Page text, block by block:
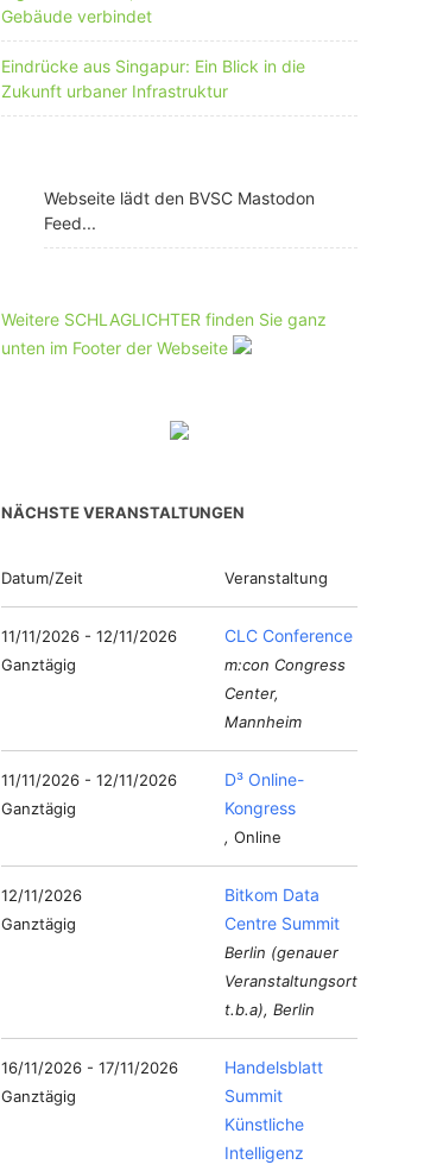
Gebäude verbindet
Eindrücke aus Singapur: Ein Blick in die
Zukunft urbaner Infrastruktur
Webseite lädt den BVSC Mastodon
Feed...
Weitere SCHLAGLICHTER finden Sie ganz
unten im Footer der Webseite
NÄCHSTE VERANSTALTUNGEN
Datum/Zeit Veranstaltung
11/11/2026 - 12/11/2026
Ganztägig
CLC Conference
m:con Congress
Center,
Mannheim
11/11/2026 - 12/11/2026
Ganztägig
D³ Online-
Kongress
, Online
12/11/2026
Ganztägig
Bitkom Data
Centre Summit
Berlin (genauer
Veranstaltungsort
t.b.a), Berlin
16/11/2026 - 17/11/2026
Ganztägig
Handelsblatt
Summit
Künstliche
Intelligenz